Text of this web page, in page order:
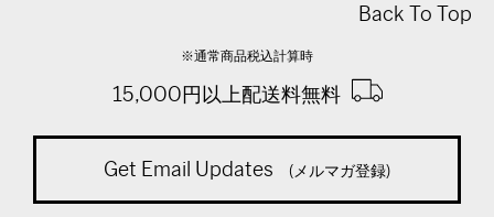
Back To Top
※通常商品税込計算時
15,000円以上配送料無料
Get Email Updates (メルマガ登録)